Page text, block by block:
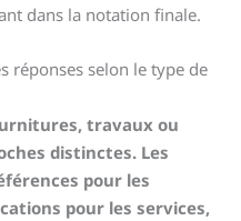
dans la notation finale.
réponses selon le type de
travaux ou
distinctes. Les
pour les
pour les services,